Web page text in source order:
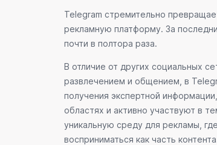
Telegram стремительно
рекламную платформу. За
почти в полтора раза.
В отличие от других социальных
развлечением и общением, в
получения экспертной
областях и активно участвуют в
уникальную среду для рекламы,
восприниматься как часть